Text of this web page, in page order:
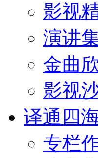
影视
演讲
金曲
影视
译通四
专栏